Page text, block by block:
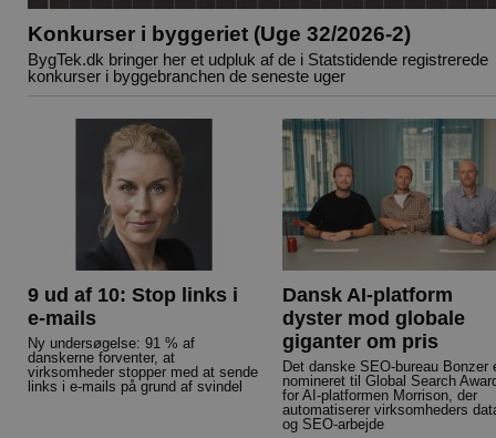
Konkurser i byggeriet (Uge 32/2026-2)
BygTek.dk bringer her et udpluk af de i Statstidende registrerede
konkurser i byggebranchen de seneste uger
9 ud af 10: Stop links i
e-mails
Ny undersøgelse: 91 % af
danskerne forventer, at
virksomheder stopper med at sende
links i e-mails på grund af svindel
Dansk AI-platform
dyster mod globale
giganter om pris
Det danske SEO-bureau Bonzer
nomineret til Global Search
for AI-platformen Morrison, der
automatiserer virksomheders
og SEO-arbejde